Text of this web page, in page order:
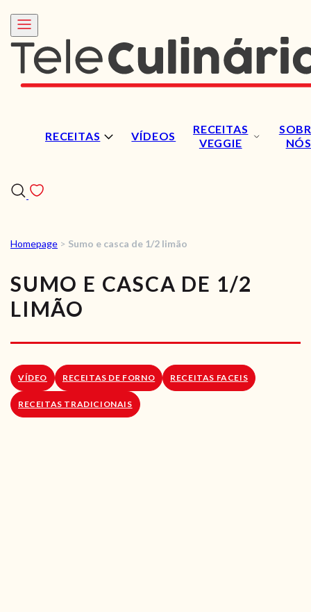
RECEITAS VÍDEOS
RECEITAS
VEGGIE
NÓS
RECEITAS
VÍDEOS
LOJA ONLINE
Homepage > Sumo e casca de 1/2 limão
SUMO E CASCA DE 1/2
LIMÃO
VÍDEO RECEITAS DE FORNO RECEITAS FACEIS
RECEITAS TRADICIONAIS